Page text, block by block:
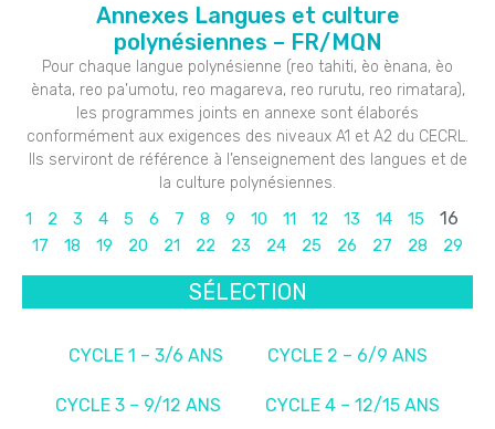
Annexes Langues et culture
polynésiennes – FR/MQN
Pour chaque langue polynésienne (reo tahiti, èo ènana, èo
ènata, reo pa’umotu, reo magareva, reo rurutu, reo rimatara),
les programmes joints en annexe sont élaborés
conformément aux exigences des niveaux A1 et A2 du CECRL.
Ils serviront de référence à l’enseignement des langues et de
la culture polynésiennes.
1 2 3 4 5 6 7 8 9 10 11 12 13 14 15 16
17 18 19 20 21 22 23 24 25 26 27 28 29
SÉLECTION
CYCLE 1 – 3/6 ANS CYCLE 2 – 6/9 ANS
CYCLE 3 – 9/12 ANS CYCLE 4 – 12/15 ANS